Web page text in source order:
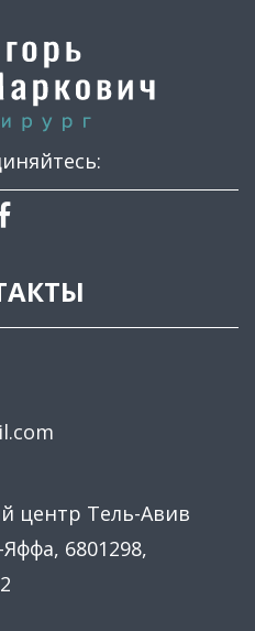
центр Тель-Авив
6801298,